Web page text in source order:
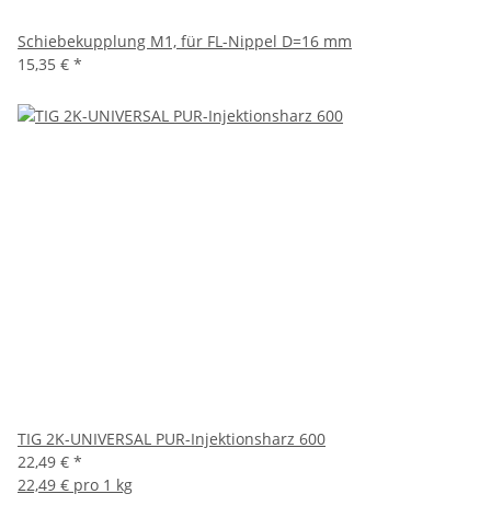
Schiebekupplung M1, für FL-Nippel D=16 mm
15,35 € *
TIG 2K-UNIVERSAL PUR-Injektionsharz 600
22,49 € *
22,49 € pro 1 kg